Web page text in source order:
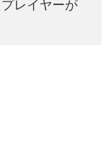
レイヤーが